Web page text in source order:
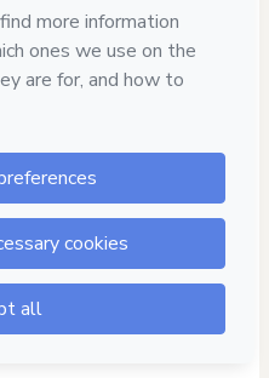
Click here to learn more
I (i) understand that
for the content and/or
a legal guardian.
here.